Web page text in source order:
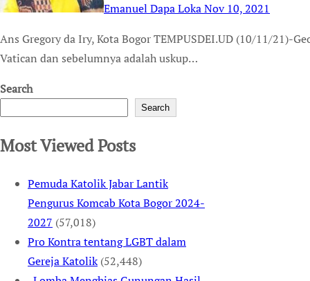
Emanuel Dapa LokaNov 10, 2021
Ans Gregory da Iry, Kota Bogor TEMPUSDEI.UD (10/11/21)-George Kardinal Pell, mantan pejabat keuangan
Vatican dan sebelumnya adalah uskup…
Search
Search
Most Viewed Posts
Pemuda Katolik Jabar Lantik
Pengurus Komcab Kota Bogor 2024-
2027 (57,018)
Pro Kontra tentang LGBT dalam
Gereja Katolik (52,448)